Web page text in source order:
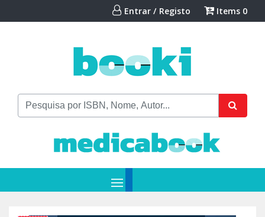
Entrar / Registo Items 0